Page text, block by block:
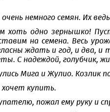
немного семян. Их
хоть одно зернышко!
на семена. Весь
ждать и год, и два, и
С надеждой, голубчик,
Мига и Жулио. Козлик
купить.
пожал ему руку и